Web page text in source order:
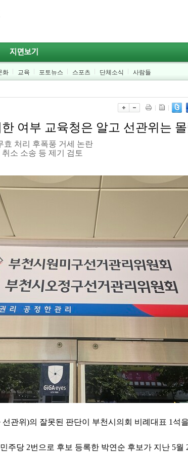
화 교육 포토뉴스 스포츠 단체소식 사람들
여부 교육청은 알고 선관위는
효 처리 후폭풍 거세 논란
소 소송 등 제기 검토
관위)의 잘못된 판단이 부천시의회 비례대표 1석
주당 2번으로 후보 등록한 박연순 후보가 지난 5월